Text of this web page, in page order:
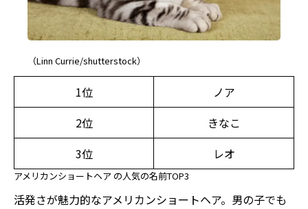
（Linn Currie/shutterstock）
1位
ノア
2位
きなこ
3位
レオ
アメリカンショートヘア の人気の名前TOP3
活発さが魅力的なアメリカンショートヘア。男の子でも